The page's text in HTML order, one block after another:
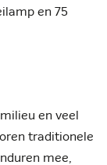
en 75
en veel
traditionele
mee,